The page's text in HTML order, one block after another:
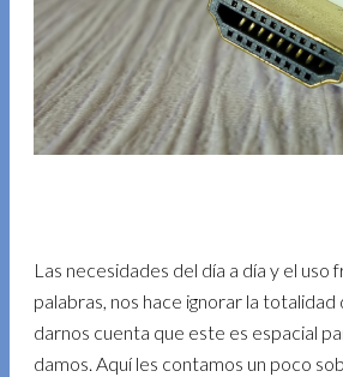
Las necesidades del día a día y el
palabras, nos hace ignorar la totalidad
darnos cuenta que este es espacial
damos. Aquí les contamos un poco